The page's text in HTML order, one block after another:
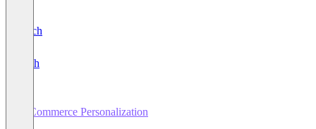
Deutsch
English
E-Commerce Personalization